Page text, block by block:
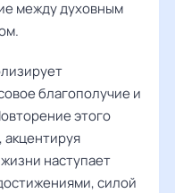
между духовным
благополучие и
этого
акцентируя
наступает
силой